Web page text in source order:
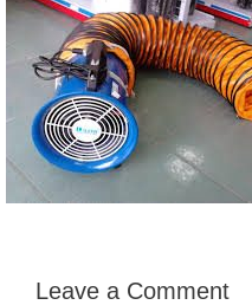
Leave a Comment